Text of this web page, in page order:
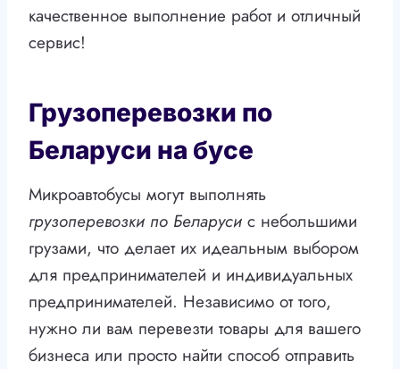
качественное выполнение работ и отличный
сервис!
Грузоперевозки по
Беларуси на бусе
Микроавтобусы могут выполнять
грузоперевозки по Беларуси с небольшими
грузами, что делает их идеальным выбором
для предпринимателей и индивидуальных
предпринимателей. Независимо от того,
нужно ли вам перевезти товары для вашего
бизнеса или просто найти способ отправить